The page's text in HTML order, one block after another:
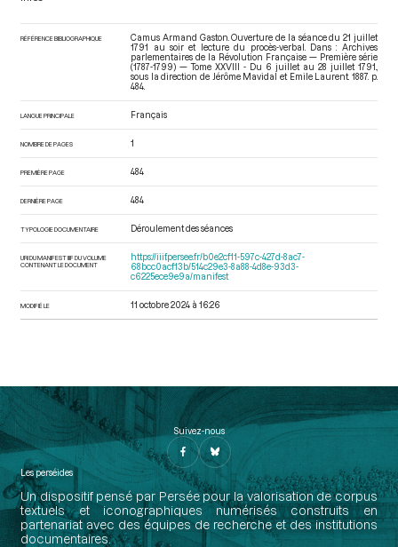
RÉFÉRENCE BIBLIOGRAPHIQUE
Camus Armand Gaston. Ouverture de la séance du 21 juillet
1791 au soir et lecture du procès-verbal. Dans : Archives
parlementaires de la Révolution Française — Première série
(1787-1799) — Tome XXVIII - Du 6 juillet au 28 juillet 1791.
sous la direction de Jérôme Mavidal et Emile Laurent. 1887. p.
484.
LANGUE PRINCIPALE Français
NOMBRE DE PAGES 1
PREMIÈRE PAGE 484
DERNIÈRE PAGE 484
TYPOLOGIE DOCUMENTAIRE Déroulement des séances
URI DU MANIFEST IIIF DU VOLUME
CONTENANT LE DOCUMENT
https://iiif.persee.fr/b0e2cf11-597c-427d-8ac7-
68bcc0acf13b/514c29e3-8a88-4d8e-93d3-
c6225ece9e9a/manifest
MODIFIÉ LE 11 octobre 2024 à 16:26
Suivez-nous
Les perséides
Un dispositif pensé par Persée pour la valorisation de corpus
textuels et iconographiques numérisés construits en
partenariat avec des équipes de recherche et des institutions
documentaires.